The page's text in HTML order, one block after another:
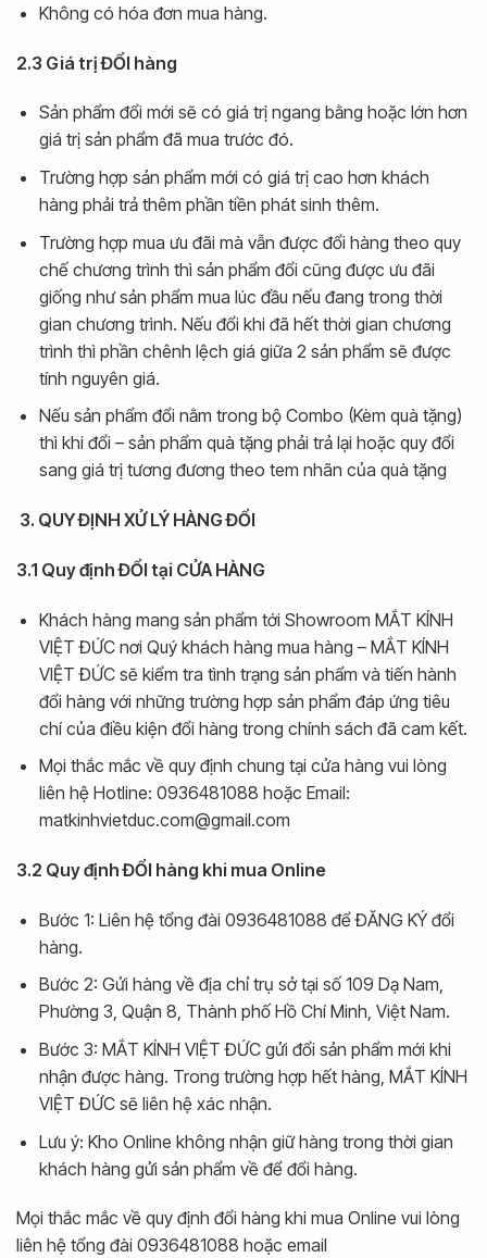
Không có hóa đơn mua hàng.
2.3 Giá trị ĐỔI hàng
Sản phẩm đổi mới sẽ có giá trị ngang bằng hoặc lớn hơn
giá trị sản phẩm đã mua trước đó.
Trường hợp sản phẩm mới có giá trị cao hơn khách
hàng phải trả thêm phần tiền phát sinh thêm.
Trường hợp mua ưu đãi mà vẫn được đổi hàng theo quy
chế chương trình thì sản phẩm đổi cũng được ưu đãi
giống như sản phẩm mua lúc đầu nếu đang trong thời
gian chương trình. Nếu đổi khi đã hết thời gian chương
trình thì phần chênh lệch giá giữa 2 sản phẩm sẽ được
tính nguyên giá.
Nếu sản phẩm đổi nằm trong bộ Combo (Kèm quà tặng)
thì khi đổi – sản phẩm quà tặng phải trả lại hoặc quy đổi
sang giá trị tương đương theo tem nhãn của quà tặng
3. QUY ĐỊNH XỬ LÝ HÀNG ĐỔI
3.1 Quy định ĐỔI tại CỬA HÀNG
Khách hàng mang sản phẩm tới Showroom MẮT KÍNH
VIỆT ĐỨC nơi Quý khách hàng mua hàng – MẮT KÍNH
VIỆT ĐỨC sẽ kiểm tra tình trạng sản phẩm và tiến hành
đổi hàng với những trường hợp sản phẩm đáp ứng tiêu
chí của điều kiện đổi hàng trong chính sách đã cam kết.
Mọi thắc mắc về quy định chung tại cửa hàng vui lòng
liên hệ Hotline: 0936481088 hoặc Email:
matkinhvietduc.com@gmail.com
3.2 Quy định ĐỔI hàng khi mua Online
Bước 1: Liên hệ tổng đài 0936481088 để ĐĂNG KÝ đổi
hàng.
Bước 2: Gửi hàng về địa chỉ trụ sở tại số 109 Dạ Nam,
Phường 3, Quận 8, Thành phố Hồ Chí Minh, Việt Nam.
Bước 3: MẮT KÍNH VIỆT ĐỨC gửi đổi sản phẩm mới khi
nhận được hàng. Trong trường hợp hết hàng, MẮT KÍNH
VIỆT ĐỨC sẽ liên hệ xác nhận.
Lưu ý: Kho Online không nhận giữ hàng trong thời gian
khách hàng gửi sản phẩm về để đổi hàng.
Mọi thắc mắc về quy định đổi hàng khi mua Online vui lòng
liên hệ tổng đài 0936481088 hoặc email